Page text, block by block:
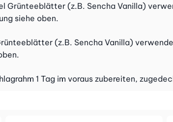
Grünteeblätter (z.B. Sencha Vanilla)
siehe oben.
(z.B. Sencha Vanilla)
1 Tag im voraus zubereiten,